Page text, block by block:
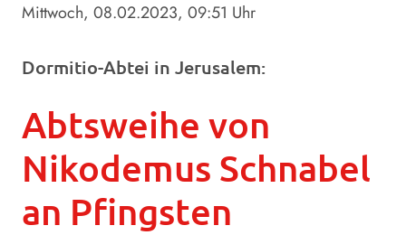
Mittwoch, 08.02.2023, 09:51 Uhr
Dormitio-Abtei in Jerusalem:
Abtsweihe von
Nikodemus Schnabel
an Pfingsten